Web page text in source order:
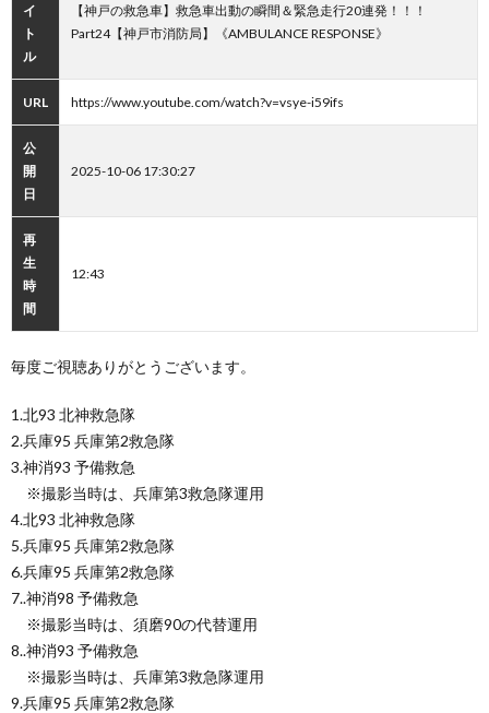
イ
ト
ル
【神戸の救急車】救急車出動の瞬間＆緊急走行20連発！！！
Part24【神戸市消防局】《AMBULANCE RESPONSE》
URL https://www.youtube.com/watch?v=vsye-i59ifs
公
開
日
2025-10-06 17:30:27
再
生
時
間
12:43
毎度ご視聴ありがとうございます。
1.北93 北神救急隊
2.兵庫95 兵庫第2救急隊
3.神消93 予備救急
※撮影当時は、兵庫第3救急隊運用
4.北93 北神救急隊
5.兵庫95 兵庫第2救急隊
6.兵庫95 兵庫第2救急隊
7..神消98 予備救急
※撮影当時は、須磨90の代替運用
8..神消93 予備救急
※撮影当時は、兵庫第3救急隊運用
9.兵庫95 兵庫第2救急隊